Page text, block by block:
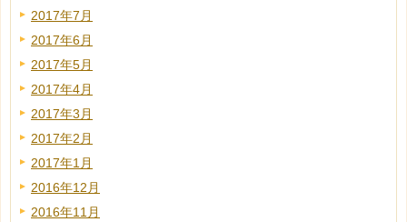
2017年7月
2017年6月
2017年5月
2017年4月
2017年3月
2017年2月
2017年1月
2016年12月
2016年11月